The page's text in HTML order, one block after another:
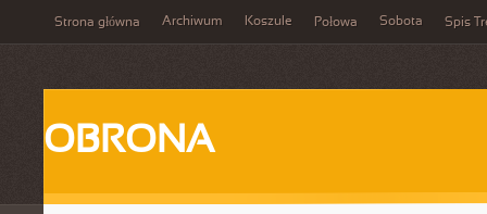
Strona główna Archiwum Koszule Połowa Sobota Spis
OBRONA